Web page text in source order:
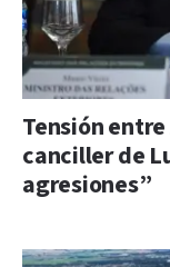
Tensión
canciller de
agresiones”